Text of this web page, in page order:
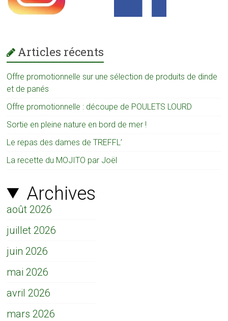
Articles récents
Offre promotionnelle sur une sélection de produits de dinde
et de panés
Offre promotionnelle : découpe de POULETS LOURD
Sortie en pleine nature en bord de mer !
Le repas des dames de TREFFL’
La recette du MOJITO par Joël
Archives
août 2026
juillet 2026
juin 2026
mai 2026
avril 2026
mars 2026